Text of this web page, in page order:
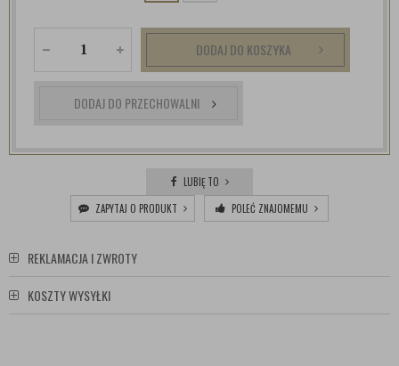
DODAJ DO KOSZYKA
DODAJ DO PRZECHOWALNI
LUBIĘ TO
ZAPYTAJ O PRODUKT
POLEĆ ZNAJOMEMU
REKLAMACJA I ZWROTY
KOSZTY WYSYŁKI